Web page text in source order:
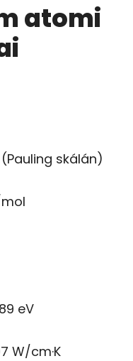
atomi
(Pauling skálán)
eV
W/cm·K